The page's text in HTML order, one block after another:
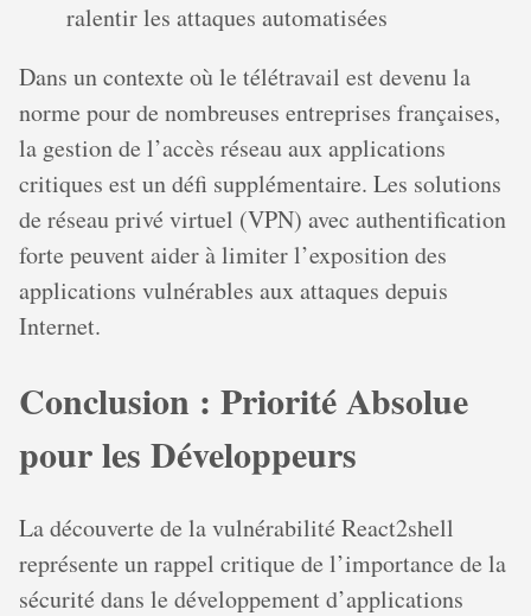
ralentir les attaques automatisées
Dans un contexte où le télétravail est devenu la
norme pour de nombreuses entreprises françaises,
la gestion de l’accès réseau aux applications
critiques est un défi supplémentaire. Les solutions
de réseau privé virtuel (VPN) avec authentification
forte peuvent aider à limiter l’exposition des
applications vulnérables aux attaques depuis
Internet.
Conclusion : Priorité Absolue
pour les Développeurs
La découverte de la vulnérabilité React2shell
représente un rappel critique de l’importance de la
sécurité dans le développement d’applications